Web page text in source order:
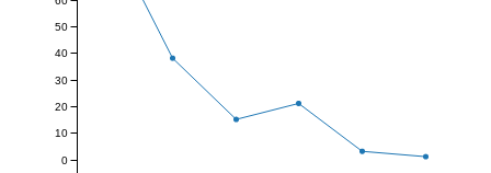
0
10
20
30
40
50